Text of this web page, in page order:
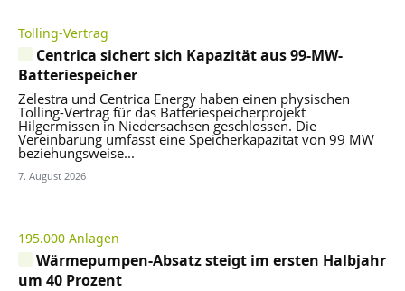
Tolling-Vertrag
Centrica sichert sich Kapazität aus 99-MW-
Batteriespeicher
Zelestra und Centrica Energy haben einen physischen
Tolling-Vertrag für das Batteriespeicherprojekt
Hilgermissen in Niedersachsen geschlossen. Die
Vereinbarung umfasst eine Speicherkapazität von 99 MW
beziehungsweise...
7. August 2026
195.000 Anlagen
Wärmepumpen-Absatz steigt im ersten Halbjahr
um 40 Prozent